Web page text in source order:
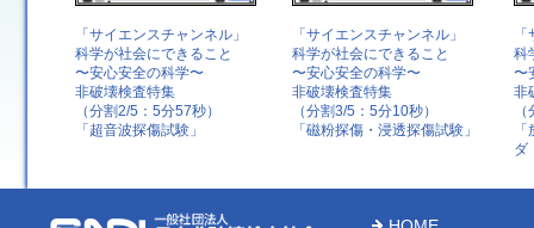
「サイエンスチャンネル」
科学が社会にできること
〜安心安全の科学〜
非破壊検査特集
（分割2/5：5分57秒）
「超音波探傷試験」
「サイエンスチャンネル」
科学が社会にできること
〜安心安全の科学〜
非破壊検査特集
（分割3/5：5分10秒）
「磁粉探傷・浸透探傷試験」
科
〜
非
ダ